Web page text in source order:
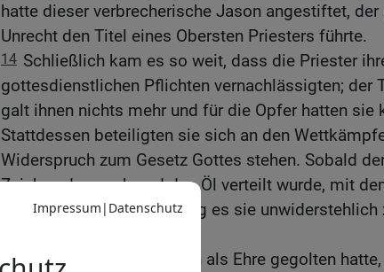
hatte dieser verbrecherische Jason angestiftet, der
Unrecht den Titel eines Obersten Priesters führte.
14 Schließlich kam es so weit, dass die Priester
gottesdienstlichen Pflichten vernachlässigten; der
galt ihnen nichts mehr und für die Opfer hatten sie
Stattdessen beteiligten sie sich an den
Widerspruch zum Gesetz Gottes stehen. Sobald
Zeichen dazu gab und das Öl verteilt wurde, mit
Wettkämpfer einrieben, zog es sie unwiderstehlich
15 Was bei ihren Vorfahren als Ehre gegolten